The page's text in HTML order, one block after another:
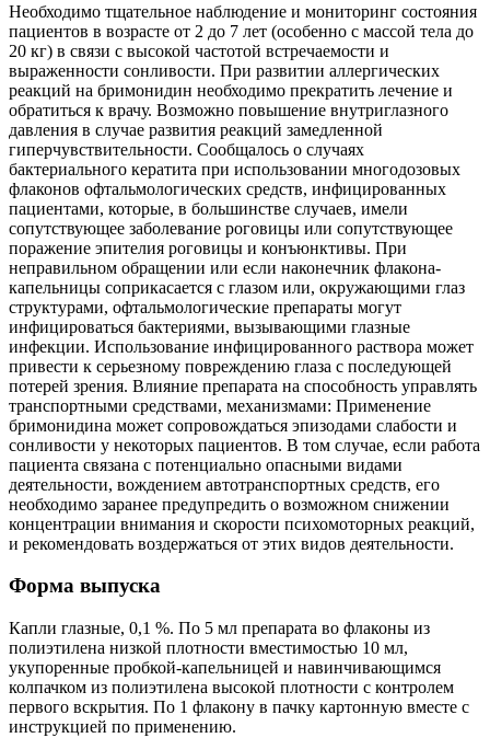
Необходимо тщательное наблюдение и мониторинг состояния
пациентов в возрасте от 2 до 7 лет (особенно с массой тела до
20 кг) в связи с высокой частотой встречаемости и
выраженности сонливости. При развитии аллергических
реакций на бримонидин необходимо прекратить лечение и
обратиться к врачу. Возможно повышение внутриглазного
давления в случае развития реакций замедленной
гиперчувствительности. Сообщалось о случаях
бактериального кератита при использовании многодозовых
флаконов офтальмологических средств, инфицированных
пациентами, которые, в большинстве случаев, имели
сопутствующее заболевание роговицы или сопутствующее
поражение эпителия роговицы и конъюнктивы. При
неправильном обращении или если наконечник флакона-
капельницы соприкасается с глазом или, окружающими глаз
структурами, офтальмологические препараты могут
инфицироваться бактериями, вызывающими глазные
инфекции. Использование инфицированного раствора может
привести к серьезному повреждению глаза с последующей
потерей зрения. Влияние препарата на способность управлять
транспортными средствами, механизмами: Применение
бримонидина может сопровождаться эпизодами слабости и
сонливости у некоторых пациентов. В том случае, если работа
пациента связана с потенциально опасными видами
деятельности, вождением автотранспортных средств, его
необходимо заранее предупредить о возможном снижении
концентрации внимания и скорости психомоторных реакций,
и рекомендовать воздержаться от этих видов деятельности.
Форма выпуска
Капли глазные, 0,1 %. По 5 мл препарата во флаконы из
полиэтилена низкой плотности вместимостью 10 мл,
укупоренные пробкой-капельницей и навинчивающимся
колпачком из полиэтилена высокой плотности с контролем
первого вскрытия. По 1 флакону в пачку картонную вместе с
инструкцией по применению.